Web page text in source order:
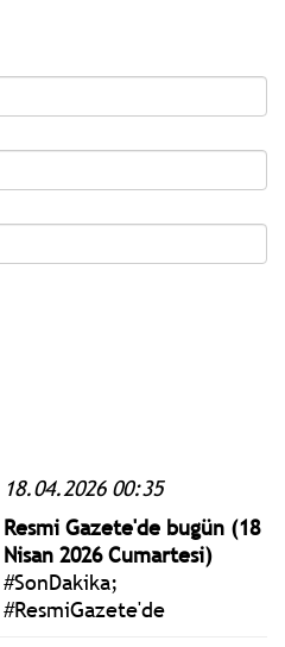
18.04.2026 00:35
Resmi Gazete'de bugün (18
Nisan 2026 Cumartesi)
#SonDakika;
#ResmiGazete'de